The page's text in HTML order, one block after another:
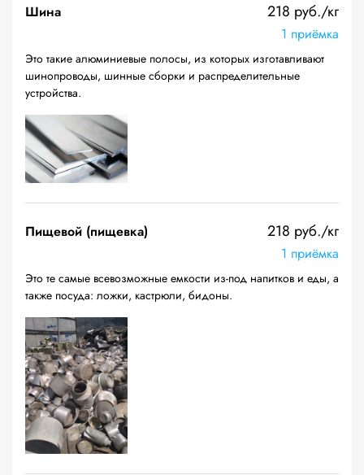
Шина 218 руб./кг
1 приёмка
Это такие алюминиевые полосы, из которых изготавливают
шинопроводы, шинные сборки и распределительные
устройства.
Пищевой (пищевка) 218 руб./кг
1 приёмка
Это те самые всевозможные емкости из-под напитков и еды, а
также посуда: ложки, кастрюли, бидоны.